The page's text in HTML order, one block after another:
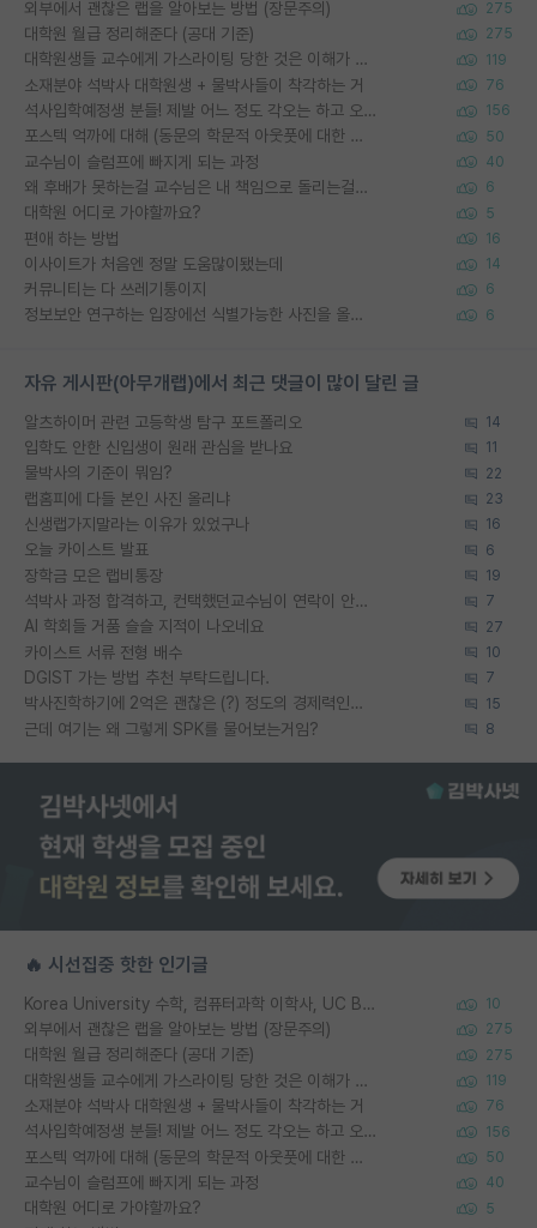
외부에서 괜찮은 랩을 알아보는 방법 (장문주의) 275
대학원 월급 정리해준다 (공대 기준) 275
대학원생들 교수에게 가스라이팅 당한 것은 이해가 갑니다. 안타깝네요. 119
소재분야 석박사 대학원생 + 물박사들이 착각하는 거 76
석사입학예정생 분들! 제발 어느 정도 각오는 하고 오세요. 156
포스텍 억까에 대해 (동문의 학문적 아웃풋에 대한 반박) 50
교수님이 슬럼프에 빠지게 되는 과정 40
왜 후배가 못하는걸 교수님은 내 책임으로 돌리는걸까요? 6
대학원 어디로 가야할까요? 5
편애 하는 방법 16
이사이트가 처음엔 정말 도움많이됐는데 14
커뮤니티는 다 쓰레기통이지 6
정보보안 연구하는 입장에선 식별가능한 사진을 올리는건 비추이긴함 6
자유 게시판(아무개랩)에서 최근 댓글이 많이 달린 글
알츠하이머 관련 고등학생 탐구 포트폴리오 14
입학도 안한 신입생이 원래 관심을 받나요 11
물박사의 기준이 뭐임? 22
랩홈피에 다들 본인 사진 올리냐 23
신생랩가지말라는 이유가 있었구나 16
오늘 카이스트 발표 6
장학금 모은 랩비통장 19
석박사 과정 합격하고, 컨택했던교수님이 연락이 안됩니다... 7
AI 학회들 거품 슬슬 지적이 나오네요 27
카이스트 서류 전형 배수 10
DGIST 가는 방법 추천 부탁드립니다. 7
박사진학하기에 2억은 괜찮은 (?) 정도의 경제력인가요 15
근데 여기는 왜 그렇게 SPK를 물어보는거임? 8
🔥 시선집중 핫한 인기글
Korea University 수학, 컴퓨터과학 이학사, UC Berkeley 산업공학 대학원 공학박사가 되는 것은 쉽지 않겠죠? 10
외부에서 괜찮은 랩을 알아보는 방법 (장문주의) 275
대학원 월급 정리해준다 (공대 기준) 275
대학원생들 교수에게 가스라이팅 당한 것은 이해가 갑니다. 안타깝네요. 119
소재분야 석박사 대학원생 + 물박사들이 착각하는 거 76
석사입학예정생 분들! 제발 어느 정도 각오는 하고 오세요. 156
포스텍 억까에 대해 (동문의 학문적 아웃풋에 대한 반박) 50
교수님이 슬럼프에 빠지게 되는 과정 40
대학원 어디로 가야할까요? 5